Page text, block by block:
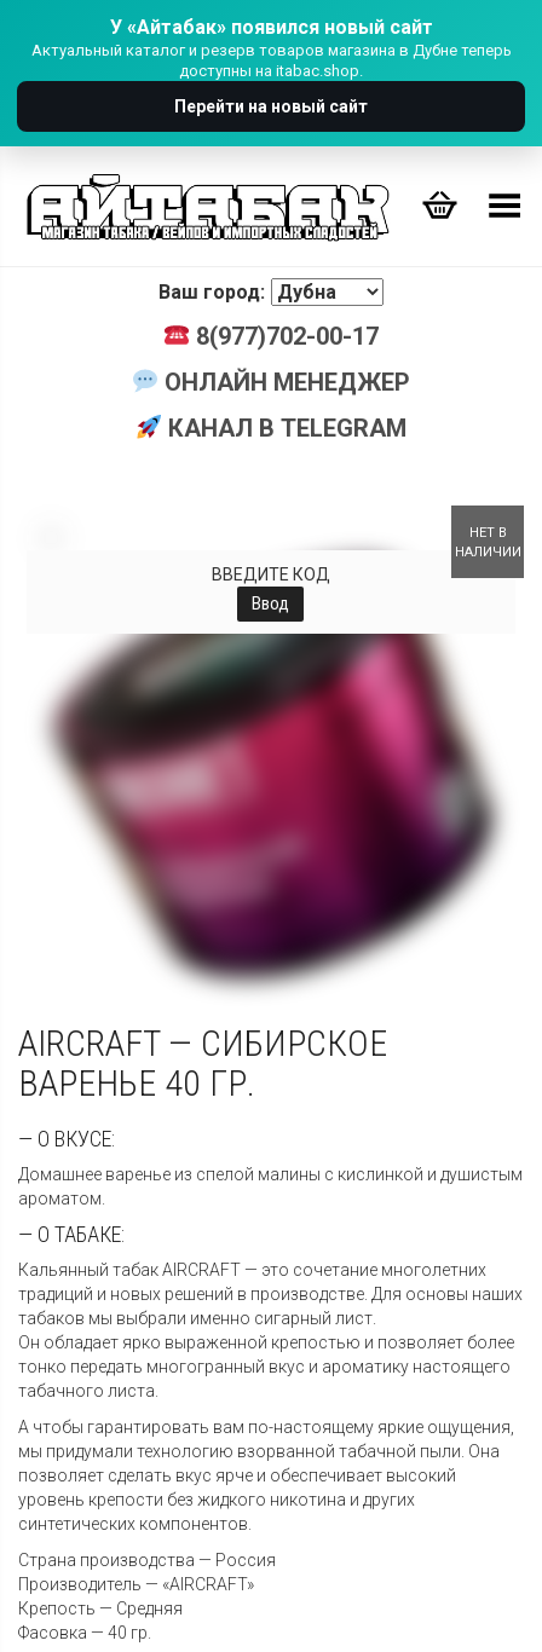
У «Айтабак» появился новый сайт
Актуальный каталог и резерв товаров магазина в Дубне теперь
доступны на itabac.shop.
Перейти на новый сайт
Переключить Меню
Ваш город:
8(977)702-00-17
ОНЛАЙН МЕНЕДЖЕР
КАНАЛ В TELEGRAM
НЕТ В
НАЛИЧИИ
ВВЕДИТЕ КОД
Ввод
AIRCRAFT — СИБИРСКОЕ
ВАРЕНЬЕ 40 ГР.
— О ВКУСЕ:
Домашнее варенье из спелой малины с кислинкой и душистым
ароматом.
— О ТАБАКЕ:
Кальянный табак AIRCRAFT — это сочетание многолетних
традиций и новых решений в производстве. Для основы наших
табаков мы выбрали именно сигарный лист.
Он обладает ярко выраженной крепостью и позволяет более
тонко передать многогранный вкус и ароматику настоящего
табачного листа.
А чтобы гарантировать вам по-настоящему яркие ощущения,
мы придумали технологию взорванной табачной пыли. Она
позволяет сделать вкус ярче и обеспечивает высокий
уровень крепости без жидкого никотина и других
синтетических компонентов.
Страна производства — Россия
Производитель — «AIRCRAFT»
Крепость — Средняя
Фасовка — 40 гр.